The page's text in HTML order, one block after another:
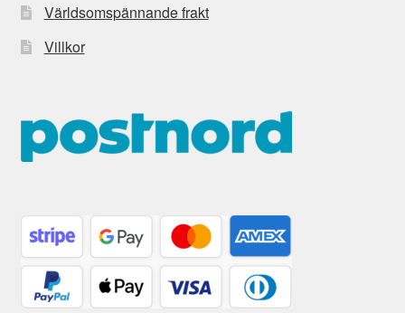
Världsomspännande frakt
Villkor